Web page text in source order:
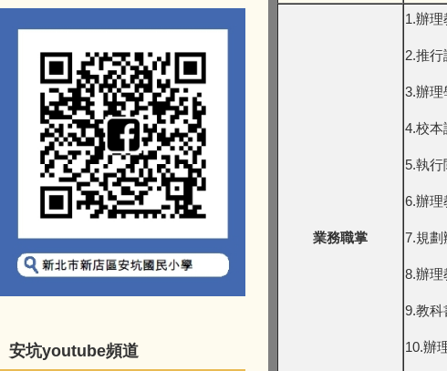
安坑youtube頻道
業務職掌
1.辦
2.推
3.辦理
4.校本
5.執行
6.辦理
7.規劃
8.辦理
9.教科
10.辦